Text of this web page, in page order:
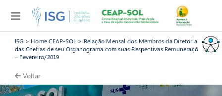
ISG > Home CEAP-SOL > Relação Mensal dos Membros da Diretoria e
das Chefias de seu Organograma com suas Respectivas Remunerações
– Fevereiro/2019
Voltar